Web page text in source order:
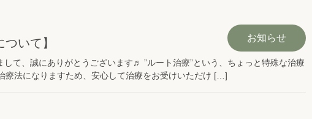
お知らせ
いて】
して、誠にありがとうございます♬ ”ルート治療”という、ちょっと特殊な治療
療法になりますため、安心して治療をお受けいただけ […]